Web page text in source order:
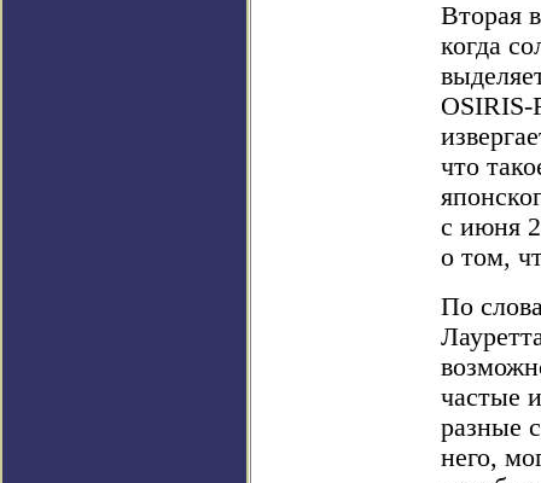
Вторая
когда
что
с июня
о том,
По
частые
разные
него,